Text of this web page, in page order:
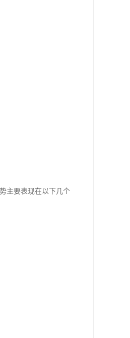
主要表现在以下几个